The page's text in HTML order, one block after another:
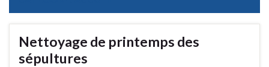
Nettoyage de printemps des
sépultures